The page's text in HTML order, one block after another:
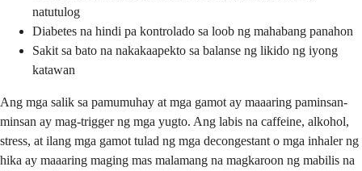
natutulog
Diabetes na hindi pa kontrolado sa loob ng mahabang panahon
Sakit sa bato na nakakaapekto sa balanse ng likido ng iyong
katawan
Ang mga salik sa pamumuhay at mga gamot ay maaaring paminsan-
minsan ay mag-trigger ng mga yugto. Ang labis na caffeine, alkohol,
stress, at ilang mga gamot tulad ng mga decongestant o mga inhaler ng
hika ay maaaring maging mas malamang na magkaroon ng mabilis na